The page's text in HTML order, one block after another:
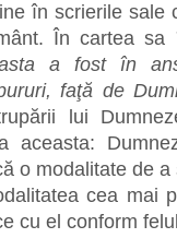
în scrierile sale
În cartea sa
a fost în
faţă de
lui
aceasta:
o modalitate de
cea mai
cu el conform